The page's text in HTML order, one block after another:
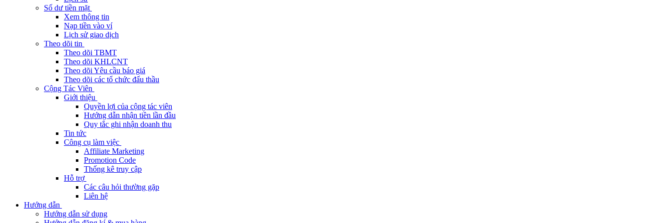
Số dư tiền mặt
Xem thông tin
Nạp tiền vào ví
Lịch sử giao dịch
Theo dõi tin
Theo dõi TBMT
Theo dõi KHLCNT
Theo dõi Yêu cầu báo giá
Theo dõi các tổ chức đấu thầu
Cộng Tác Viên
Giới thiệu
Quyền lợi của cộng tác viên
Hướng dẫn nhận tiền lần đầu
Quy tắc ghi nhận doanh thu
Tin tức
Công cụ làm việc
Affiliate Marketing
Promotion Code
Thống kê truy cập
Hỗ trợ
Các câu hỏi thường gặp
Liên hệ
Hướng dẫn
Hướng dẫn sử dụng